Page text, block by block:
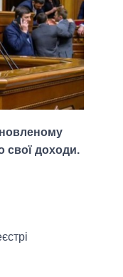
свої доходи.